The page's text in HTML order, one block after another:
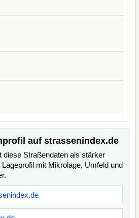
auf strassenindex.de
diese Straßendaten als stärker
mit Mikrolage, Umfeld und